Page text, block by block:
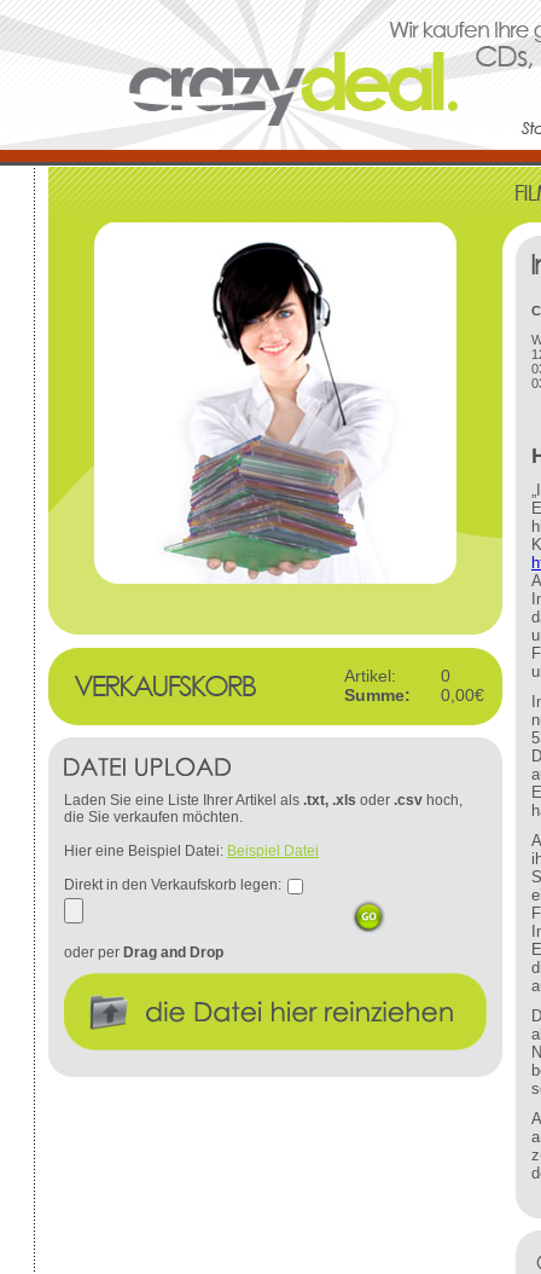
Artikel:
0
Summe:
0,00€
Laden Sie eine Liste Ihrer Artikel als .txt, .xls oder .csv hoch,
die Sie verkaufen möchten.
Hier eine Beispiel Datei: Beispiel Datei
Direkt in den Verkaufskorb legen:
oder per Drag and Drop